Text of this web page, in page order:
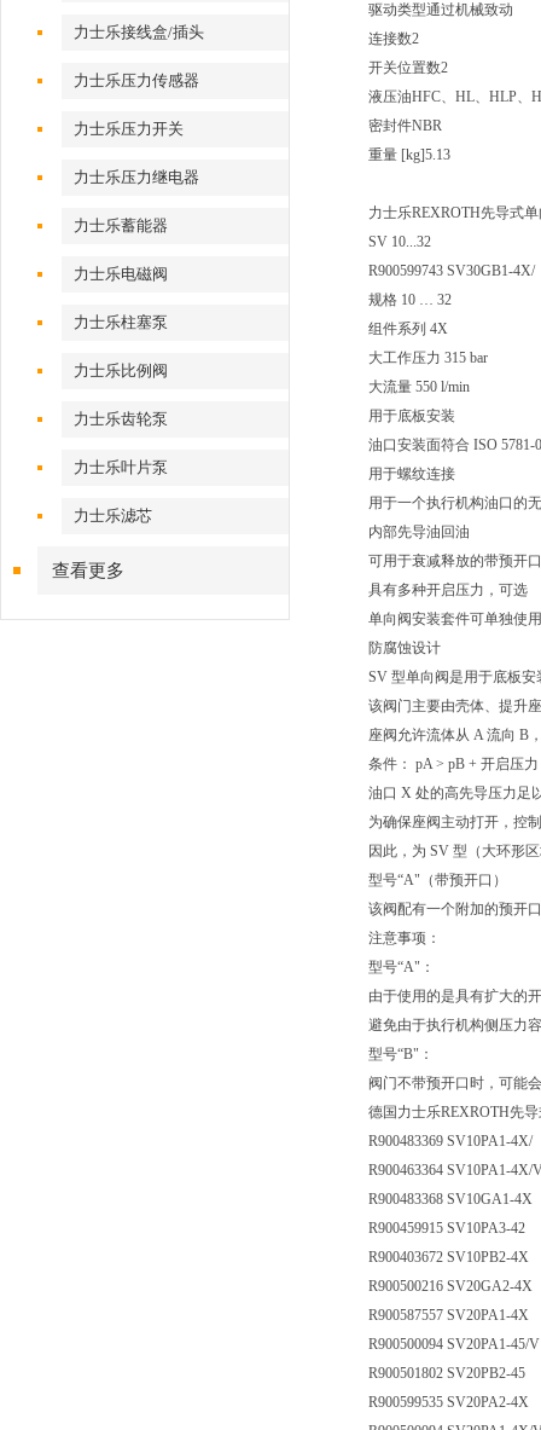
力士乐接线盒/插头
力士乐压力传感器
力士乐压力开关
力士乐压力继电器
力士乐蓄能器
力士乐电磁阀
力士乐柱塞泵
力士乐比例阀
力士乐齿轮泵
力士乐叶片泵
力士乐滤芯
查看更多
驱动类型通过机械致动
连接数2
开关位置数2
液压油HFC、HL、HLP、
密封件NBR
重量 [kg]5.13
力士乐REXROTH先导式
SV 10...32
R900599743 SV30GB1-4X/
规格 10 … 32
组件系列 4X
大工作压力 315 bar
大流量 550 l/min
用于底板安装
油口安装面符合 ISO 5781-
用于螺纹连接
用于一个执行机构油口的
内部先导油回油
可用于衰减释放的带预开
具有多种开启压力，可选
单向阀安装套件可单独使用
防腐蚀设计
SV 型单向阀是用于底板
该阀门主要由壳体、提升
座阀允许流体从 A 流向 B
条件： pA > pB + 开启压
油口 X 处的高先导压力足
为确保座阀主动打开，控
因此，为 SV 型（大环形
型号“A"（带预开口）
该阀配有一个附加的预开
注意事项：
型号“A"：
由于使用的是具有扩大的
避免由于执行机构侧压力
型号“B"：
阀门不带预开口时，可能
德国力士乐REXROTH先
R900483369 SV10PA1-4X/
R900463364 SV10PA1-4X/
R900483368 SV10GA1-4X
R900459915 SV10PA3-42
R900403672 SV10PB2-4X
R900500216 SV20GA2-4X
R900587557 SV20PA1-4X
R900500094 SV20PA1-45/V
R900501802 SV20PB2-45
R900599535 SV20PA2-4X